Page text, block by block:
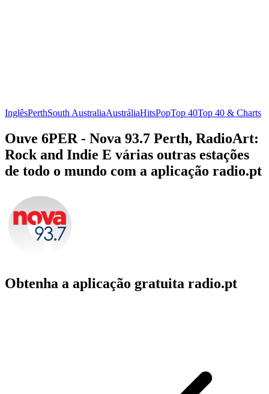
InglêsPerthSouth AustraliaAustráliaHitsPopTop 40Top 40 & Charts
Ouve 6PER - Nova 93.7 Perth, RadioArt:
Rock and Indie E várias outras estações
de todo o mundo com a aplicação radio.pt
Obtenha a aplicação gratuita radio.pt